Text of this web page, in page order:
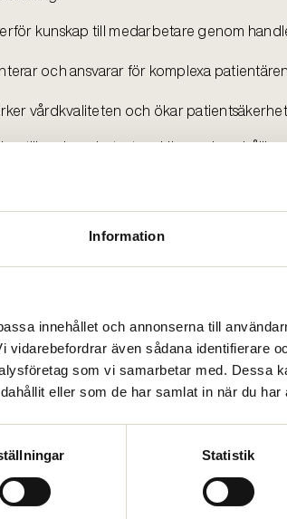
Information
innehållet och annonserna till
även sådana identifierare
som vi samarbetar med. Dessa
eller som de har samlat in när du har
Statistik
kunskap till medarbetare genom
och ansvarar för komplexa
vårdkvaliteten och ökar
till verksamhetsutveckling och en
och implementerar
om specialistpsykologers
reglerad
arbetar för att
då en nationell reglering
diagnosticering, utredning och